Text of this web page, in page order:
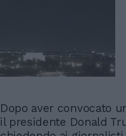
Dopo aver convocato
il presidente Donald